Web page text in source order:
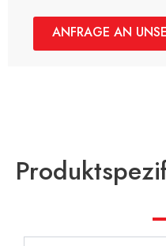
ANFRAGE AN